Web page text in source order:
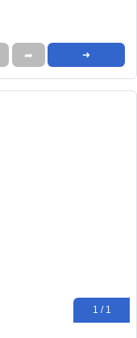
➦ ➜
1 / 1